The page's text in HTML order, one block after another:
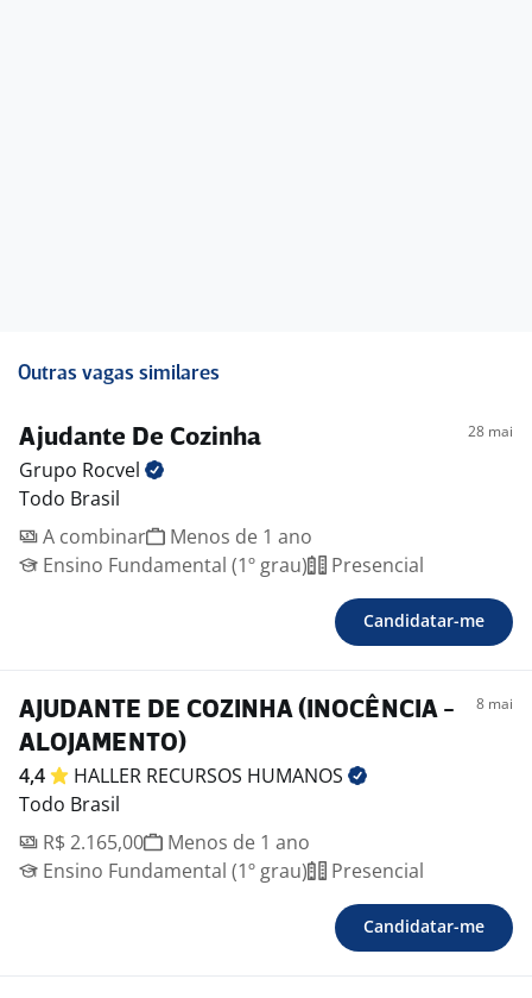
Outras vagas similares
Ajudante De Cozinha 28 mai
Grupo Rocvel
Todo Brasil
A combinar
Menos de 1 ano
Ensino Fundamental (1º grau)
Presencial
Candidatar-me
AJUDANTE DE COZINHA (INOCÊNCIA -
ALOJAMENTO)
8 mai
4,4 HALLER RECURSOS HUMANOS
Todo Brasil
R$ 2.165,00
Menos de 1 ano
Ensino Fundamental (1º grau)
Presencial
Candidatar-me